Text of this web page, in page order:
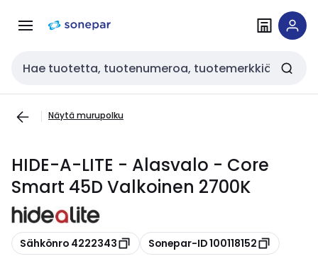
navigointiinsisältöön
Haku
Näytä murupolku
HIDE-A-LITE - Alasvalo - Core
Smart 45D Valkoinen 2700K
Kopioi
Sähkönro 4222343 Kopioi
Sonepar-ID 100118152